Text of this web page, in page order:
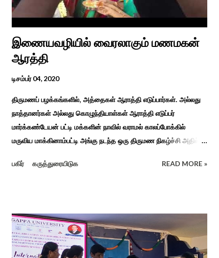
முறை, உறவுகள் சார்ந்த உயிர்ப்பான ...
இணையவழியில் வைரலாகும் மணமகன்
ஆரத்தி
டிசம்பர் 04, 2020
திருமணப் பழக்கங்களில், அத்தைகள் ஆராத்தி எடுப்பார்கள். அல்லது
நாத்தானர்கள் அல்லது கொழுந்தியாள்கள் ஆராத்தி எடுப்பர்
மார்க்கண்டேயன் பட்டி மக்களின் நாவில் வராமல் காலப்போக்கில்
மருவிய மாக்கினாம்பட்டி அங்கு நடந்த ஒரு திருமண நிகழ்ச்சி அதில்
ஆராத்தியெடுத்த கொழுந்தியாள்கள் பாடிய ஆராத்தி பாட்டு ஒன்று 30
வைரலாகிகி யது. தமிழகத்தில் ஒவ்வொரு குடும்பத்திற்கும் திருமணப்
பழக்க வழக்கங்கள் ஜாதிய சமூக ரீதியாக வேறுபடும். அந்த வகையில்,
ஆராத்தி எடுக்கும் முறையும் சற்று வேறுபடுடன் தான் இருக்கும்.அப்படி
பகிர் கருத்துரையிடுக READ MORE »